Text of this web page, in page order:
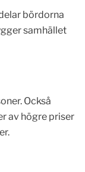
bördorna
samhället
Också
av högre priser